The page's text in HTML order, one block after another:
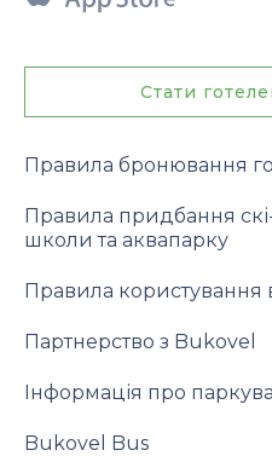
Правила бронювання
Правила придбання
школи та аквапарку
Правила користування
Партнерство з Bukovel
Інформація про
Bukovel Bus
Стати